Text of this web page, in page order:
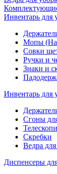
Инвентарь для
Мопы
Совки
Ручки и
Знаки и
Инвентарь для
Сгоны
Скребки
Ведра
Диспенсеры